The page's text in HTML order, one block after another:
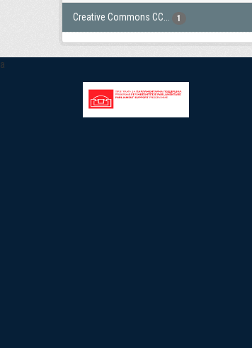
Creative Commons CC... 1
a